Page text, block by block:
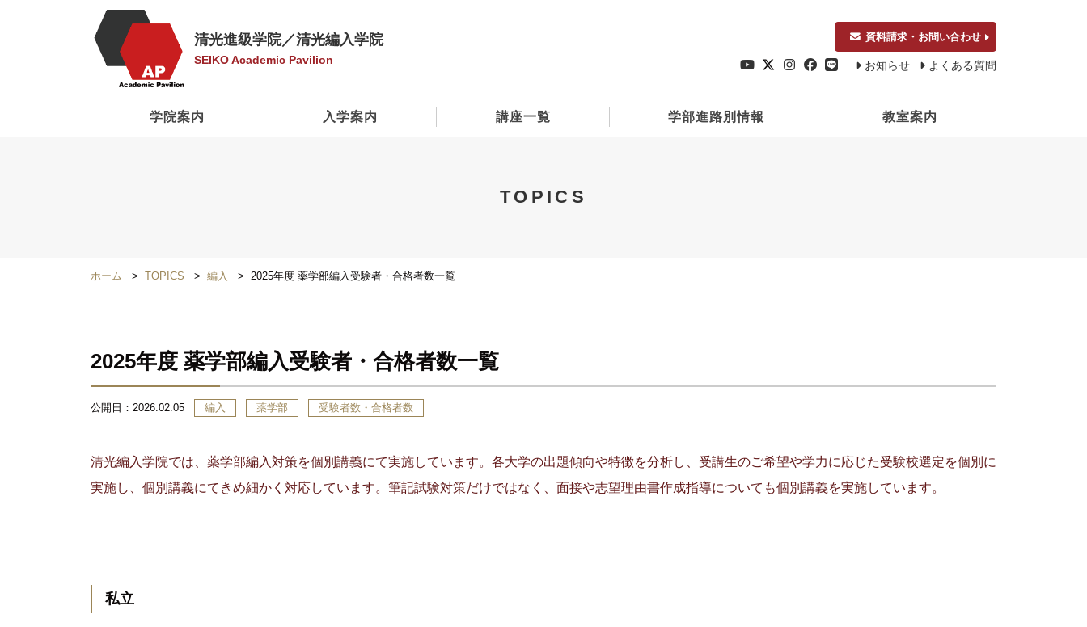
清光進級学院／清光編入学院
SEIKO Academic Pavilion
資料請求・お問い合わせ
お知らせ よくある質問
学院案内 入学案内 講座一覧 学部進路別情報 教室案内
TOPICS
ホーム TOPICS 編入 2025年度 薬学部編入受験者・合格者数一覧
2025年度 薬学部編入受験者・合格者数一覧
公開日： 2026.02.05 編入 薬学部 受験者数・合格者数
清光編入学院では、薬学部編入対策を個別講義にて実施しています。各大学の出題傾向や特徴を分析し、受講生のご希望や学力に応じた受験校選定を個別に
実施し、個別講義にてきめ細かく対応しています。筆記試験対策だけではなく、面接や志望理由書作成指導についても個別講義を実施しています。
私立